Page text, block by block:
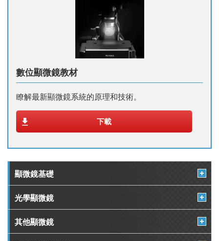
數位顯微鏡教材
瞭解最新顯微鏡系統的原理和技術。
下載
顯微鏡基礎
光學顯微鏡
其他顯微鏡